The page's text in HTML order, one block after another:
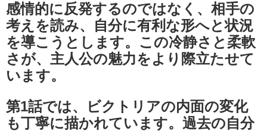
感情的に反発するのではなく、相手の
考えを読み、自分に有利な形へと状況
を導こうとします。この冷静さと柔軟
さが、主人公の魅力をより際立たせて
います。
第1話では、ビクトリアの内面の変化
も丁寧に描かれています。過去の自分